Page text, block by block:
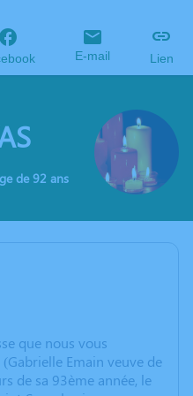
E-mail Lien
de 92 ans
que nous vous
Emain veuve de
de sa 93ème année, le